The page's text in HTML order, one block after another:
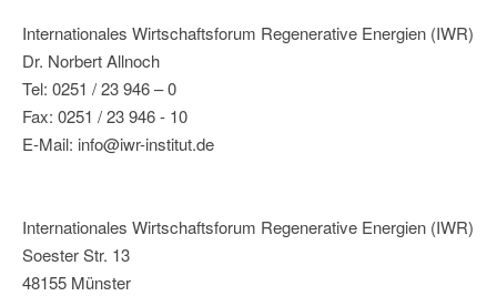
Internationales Wirtschaftsforum Regenerative Energien (IWR)
Dr. Norbert Allnoch
Tel: 0251 / 23 946 – 0
Fax: 0251 / 23 946 - 10
E-Mail: info@iwr-institut.de
Internationales Wirtschaftsforum Regenerative Energien (IWR)
Soester Str. 13
48155 Münster